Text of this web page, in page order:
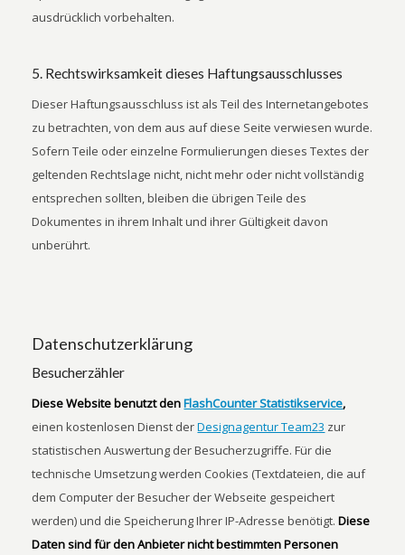
ausdrücklich vorbehalten.
5. Rechtswirksamkeit dieses Haftungsausschlusses
Dieser Haftungsausschluss ist als Teil des Internetangebotes
zu betrachten, von dem aus auf diese Seite verwiesen wurde.
Sofern Teile oder einzelne Formulierungen dieses Textes der
geltenden Rechtslage nicht, nicht mehr oder nicht vollständig
entsprechen sollten, bleiben die übrigen Teile des
Dokumentes in ihrem Inhalt und ihrer Gültigkeit davon
unberührt.
Datenschutzerklärung
Besucherzähler
Diese Website benutzt denFlashCounter Statistikservice,
einen kostenlosen Dienst derDesignagentur Team23 zur
statistischen Auswertung der Besucherzugriffe. Für die
technische Umsetzung werden Cookies (Textdateien, die auf
dem Computer der Besucher der Webseite gespeichert
werden) und die Speicherung Ihrer IP-Adresse benötigt.Diese
Daten sind für den Anbieter nicht bestimmten Personen